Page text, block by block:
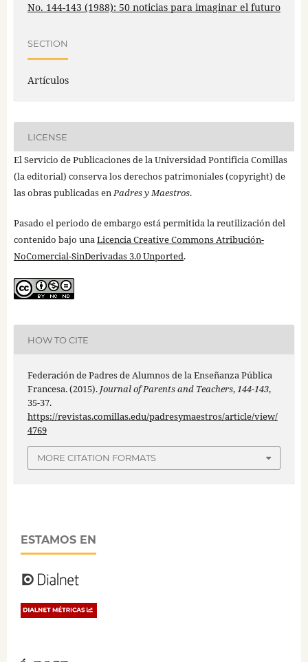
No. 144-143 (1988): 50 noticias para imaginar el futuro
SECTION
Artículos
LICENSE
El Servicio de Publicaciones de la Universidad Pontificia Comillas
(la editorial) conserva los derechos patrimoniales (copyright) de
las obras publicadas enPadres y Maestros.
Pasado el periodo de embargo está permitida la reutilización del
contenido bajo unaLicencia Creative Commons Atribución-
NoComercial-SinDerivadas 3.0 Unported.
HOW TO CITE
Federación de Padres de Alumnos de la Enseñanza Pública
Francesa. (2015). Journal of Parents and Teachers,144-143,
35-37.
https://revistas.comillas.edu/padresymaestros/article/view/
4769
MORE CITATION FORMATS
ESTAMOS EN